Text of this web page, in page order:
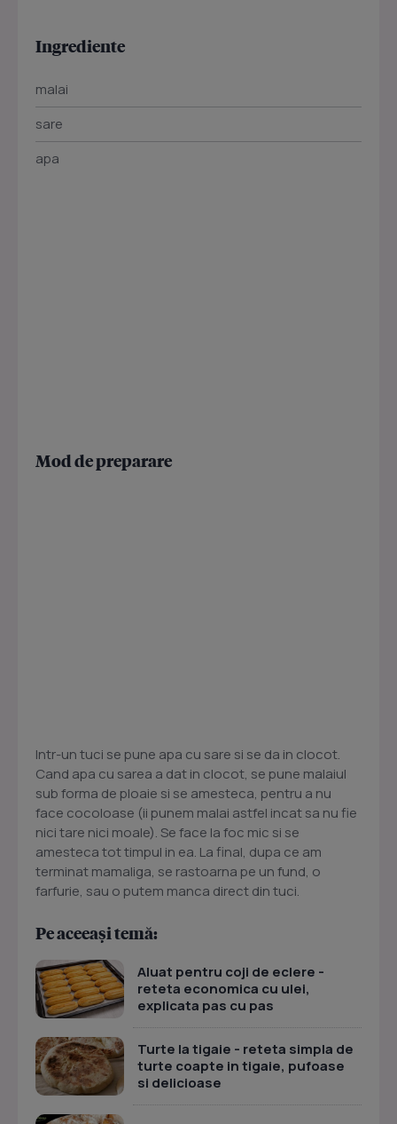
Ingrediente
malai
sare
apa
Mod de preparare
Intr-un tuci se pune apa cu sare si se da in clocot.
Cand apa cu sarea a dat in clocot, se pune malaiul
sub forma de ploaie si se amesteca, pentru a nu
face cocoloase (ii punem malai astfel incat sa nu fie
nici tare nici moale). Se face la foc mic si se
amesteca tot timpul in ea. La final, dupa ce am
terminat mamaliga, se rastoarna pe un fund, o
farfurie, sau o putem manca direct din tuci.
Pe aceeași temă:
Aluat pentru coji de eclere -
reteta economica cu ulei,
explicata pas cu pas
Turte la tigaie - reteta simpla de
turte coapte in tigaie, pufoase
si delicioase